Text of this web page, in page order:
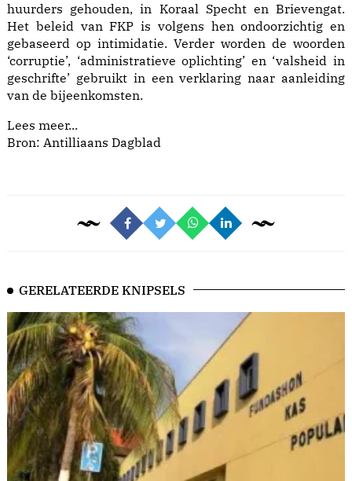
huurders gehouden, in Koraal Specht en Brievengat.
Het beleid van FKP is volgens hen ondoorzichtig en
gebaseerd op intimidatie. Verder worden de woorden
‘corruptie’, ‘administratieve oplichting’ en ‘valsheid in
geschrifte’ gebruikt in een verklaring naar aanleiding
van de bijeenkomsten.
Lees meer...
Bron: Antilliaans Dagblad
GERELATEERDE KNIPSELS